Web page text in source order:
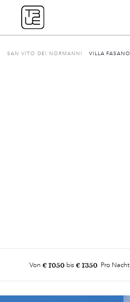
SAN VITO DEI NORMANNI VILLA FASANO
Von € 1'050 bis€ 1'350 Pro Nacht